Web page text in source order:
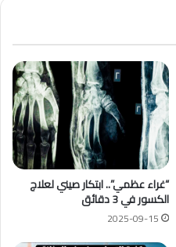
“غراء عظمي”.. ابتكار صيني لعلاج
الكسور في 3 دقائق
2025-09-15